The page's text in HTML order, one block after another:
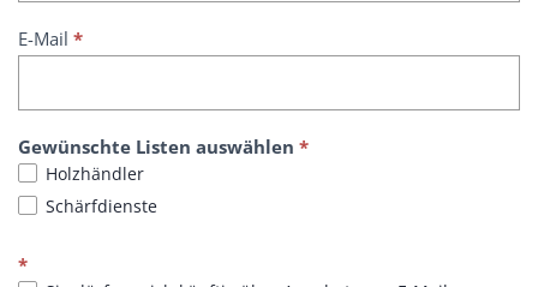
r
e
n
s
e
L
E-Mail *
Gewünschte Listen auswählen *
Holzhändler
Schärfdienste
*